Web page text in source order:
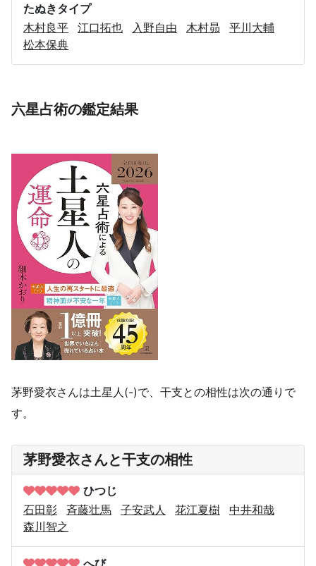
たぬきタイプ
木村良平
江口拓也 入野自由 木村昴
平川大輔
松本保典
六星占術の鑑定結果
茅野愛衣さんは土星人(-)で、干支との相性は次の通りで
す。
茅野愛衣さんと干支の相性
ひつじ
石田彰
斉藤壮馬 子安武人 花江夏樹
中井和哉
森川智之
へび